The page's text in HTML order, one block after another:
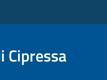
Cipressa